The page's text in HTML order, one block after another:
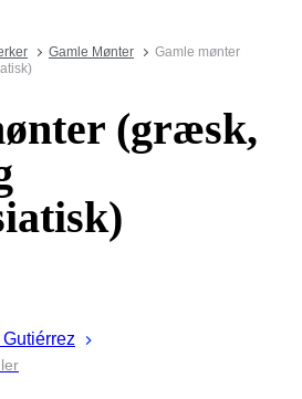
Gamle Mønter
Gamle mønter
(græsk,